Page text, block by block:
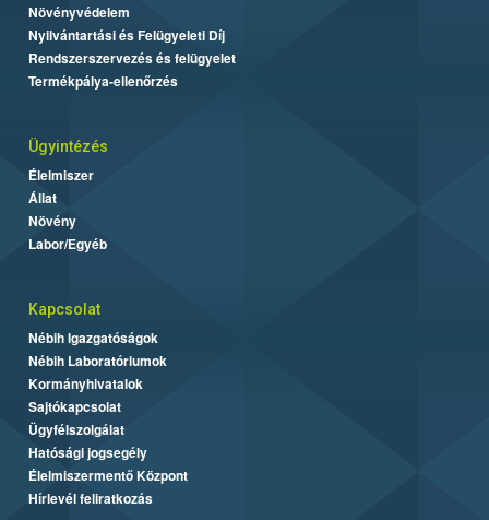
Növényvédelem
Nyilvántartási és Felügyeleti Díj
Rendszerszervezés és felügyelet
Termékpálya-ellenőrzés
Ügyintézés
Élelmiszer
Állat
Növény
Labor/Egyéb
Kapcsolat
Nébih Igazgatóságok
Nébih Laboratóriumok
Kormányhivatalok
Sajtókapcsolat
Ügyfélszolgálat
Hatósági jogsegély
Élelmiszermentő Központ
Hírlevél feliratkozás